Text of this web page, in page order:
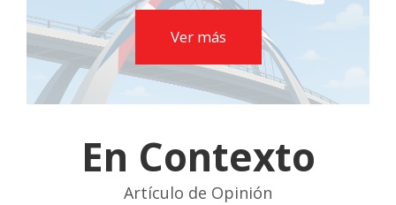
Ver más
En Contexto
Artículo de Opinión